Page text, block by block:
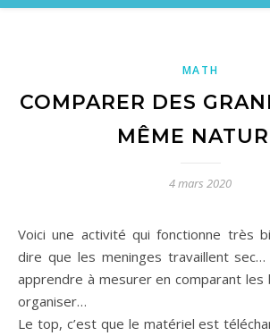
MATH
COMPARER DES
MÊME
4 mars 2020
Voici une activité qui fonctionne très
dire que les meninges travaillent
apprendre à mesurer en comparant
organiser…
Le top, c’est que le matériel est